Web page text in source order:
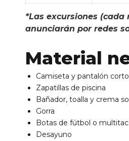
*Las excursiones (cada
anunciarán por redes
Material
Camiseta y pantalón
Zapatillas de piscina
Bañador, toalla y crema
Gorra
Botas de fútbol o
Desayuno